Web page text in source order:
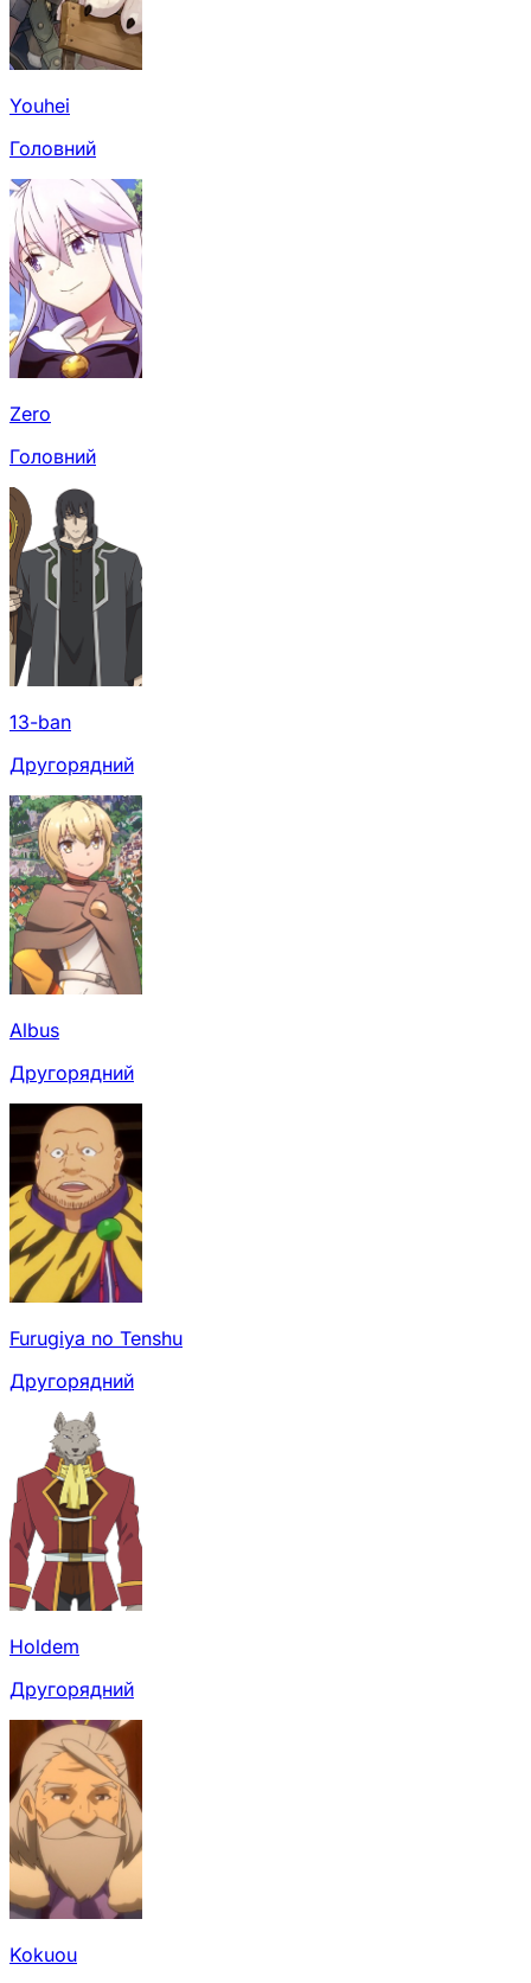
Youhei
Головний
Zero
Головний
13-ban
Другорядний
Albus
Другорядний
Furugiya no Tenshu
Другорядний
Holdem
Другорядний
Kokuou